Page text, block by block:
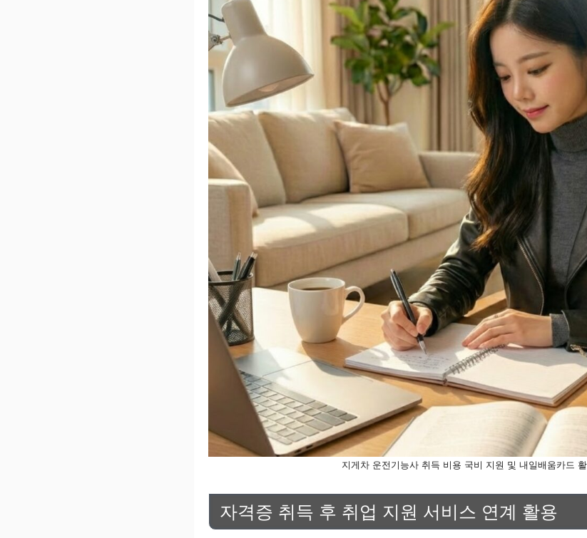
지게차 운전기능사 취득 비용 국비 지원 및 내일배움카드
자격증 취득 후 취업 지원 서비스 연계 활용